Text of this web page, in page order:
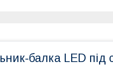
балка LED під